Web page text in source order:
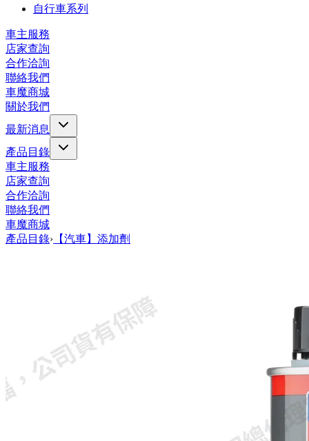
自行車系列
車主服務
店家查詢
合作洽詢
聯絡我們
車魔商城
關於我們
最新消息
產品目錄
車主服務
店家查詢
合作洽詢
聯絡我們
車魔商城
產品目錄› 【汽車】添加劑